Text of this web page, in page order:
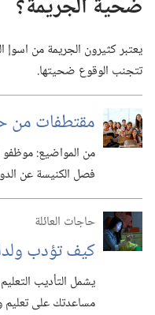
ضحية الجريمة؟‏
يعتبر كثيرون الجريمة من
تتجنب الوقوع ضحيتها.‏
مقتطفات من
من المواضيع:‏ موظفو
فصل الكنيسة عن
حاجات العائلة
كيف تؤدب
يشمل التأديب
مساعدتك على تعليم